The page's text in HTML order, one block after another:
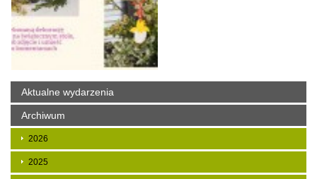
Aktualne wydarzenia
Archiwum
2026
2025